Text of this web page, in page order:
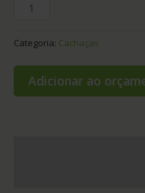
Categoria: Cachaças
Adicionar ao